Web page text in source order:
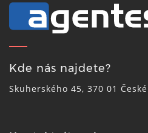
Kde nás najdete?
Skuherského 45, 370 01